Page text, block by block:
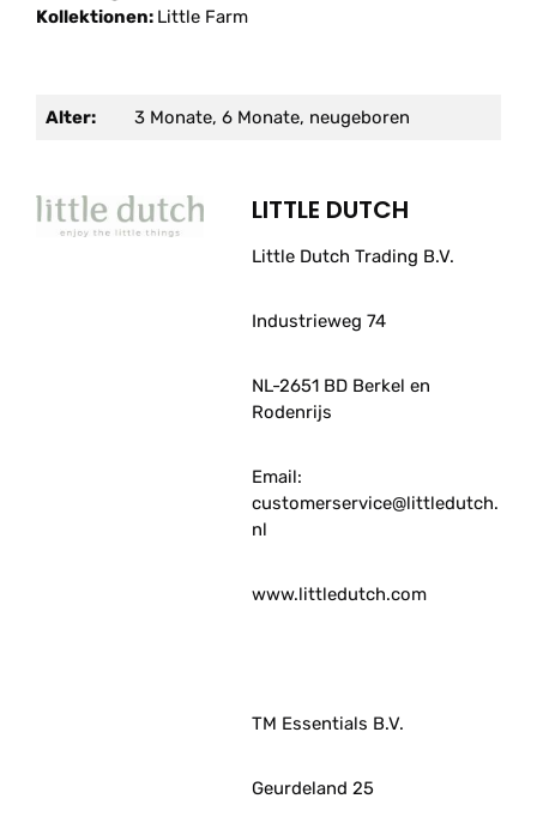
Kollektionen: Little Farm
Alter: 3 Monate, 6 Monate, neugeboren
LITTLE DUTCH
Little Dutch Trading B.V.
Industrieweg 74
NL-2651 BD Berkel en
Rodenrijs
Email:
customerservice@littledutch.
nl
www.littledutch.com
TM Essentials B.V.
Geurdeland 25